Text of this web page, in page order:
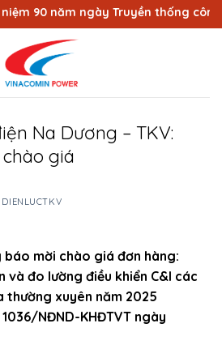
90 năm ngày Truyền thống công
Na Dương – TKV:
giá
DIENLUCTKV
báo mời chào giá đơn hàng:
và đo lường điều khiển C&I các
thường xuyên năm 2025
NĐND-KHĐTVT ngày